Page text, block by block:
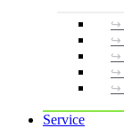
Service